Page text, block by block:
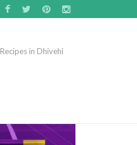
Recipes in Dhivehi